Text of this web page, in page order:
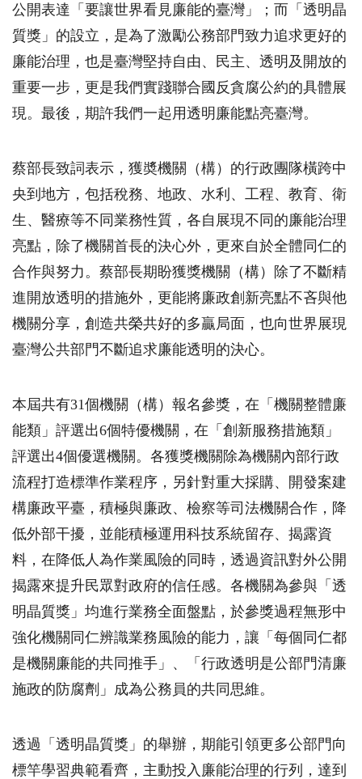
公開表達「要讓世界看見廉能的臺灣」；而「透明晶
質獎」的設立，是為了激勵公務部門致力追求更好的
廉能治理，也是臺灣堅持自由、民主、透明及開放的
重要一步，更是我們實踐聯合國反貪腐公約的具體展
現。最後，期許我們一起用透明廉能點亮臺灣。
蔡部長致詞表示，獲奬機關（構）的行政團隊橫跨中
央到地方，包括稅務、地政、水利、工程、教育、衛
生、醫療等不同業務性質，各自展現不同的廉能治理
亮點，除了機關首長的決心外，更來自於全體同仁的
合作與努力。蔡部長期盼獲獎機關（構）除了不斷精
進開放透明的措施外，更能將廉政創新亮點不吝與他
機關分享，創造共榮共好的多贏局面，也向世界展現
臺灣公共部門不斷追求廉能透明的決心。
本屆共有31個機關（構）報名參獎，在「機關整體廉
能類」評選出6個特優機關，在「創新服務措施類」
評選出4個優選機關。各獲獎機關除為機關內部行政
流程打造標準作業程序，另針對重大採購、開發案建
構廉政平臺，積極與廉政、檢察等司法機關合作，降
低外部干擾，並能積極運用科技系統留存、揭露資
料，在降低人為作業風險的同時，透過資訊對外公開
揭露來提升民眾對政府的信任感。各機關為參與「透
明晶質獎」均進行業務全面盤點，於參獎過程無形中
強化機關同仁辨識業務風險的能力，讓「每個同仁都
是機關廉能的共同推手」、「行政透明是公部門清廉
施政的防腐劑」成為公務員的共同思維。
透過「透明晶質獎」的舉辦，期能引領更多公部門向
標竿學習典範看齊，主動投入廉能治理的行列，達到